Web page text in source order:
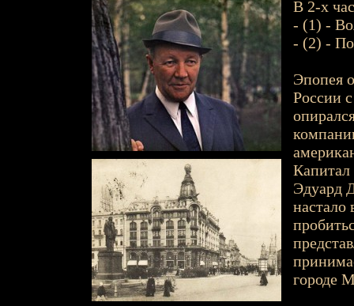
В 2-х
- (1) -
- (2) - По
Эпопея
России
Капитал
Эдуард
настало
городе